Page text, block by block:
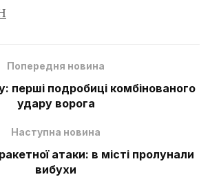
Попередня новина
перші подробиці комбінованого
удару ворога
Наступна новина
атаки: в місті пролунали
вибухи